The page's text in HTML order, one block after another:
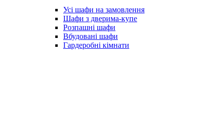
Усі шафи на замовлення
Шафи з дверима-купе
Розпашні шафи
Вбудовані шафи
Гардеробні кімнати